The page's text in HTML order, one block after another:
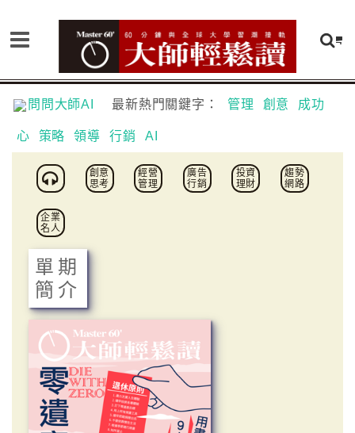
問問大師AI 最新熱門關鍵字： 管理 創意 成功
心 策略 領導 行銷 AI
創意
思考
經營
管理
廣告
行銷
投資
理財
趨勢
網路
企業
名人
單期
簡介